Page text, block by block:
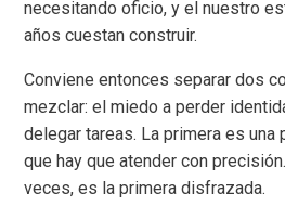
necesitando oficio, y el nuestro
años cuestan construir.
Conviene entonces separar dos
mezclar: el miedo a perder
delegar tareas. La primera es una
que hay que atender con
veces, es la primera disfrazada.